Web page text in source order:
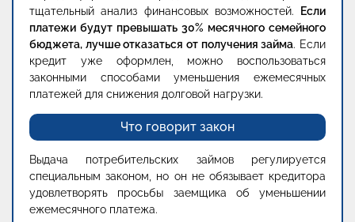
тщательный анализ финансовых возможностей.
Если
платежи будут превышать 30% месячного семейного
бюджета, лучше отказаться от получения займа. Если
кредит уже оформлен, можно воспользоваться
законными способами уменьшения ежемесячных
платежей для снижения долговой нагрузки.
Что говорит закон
Выдача потребительских займов регулируется
специальным законом, но он не обязывает кредитора
удовлетворять просьбы заемщика об уменьшении
ежемесячного платежа.